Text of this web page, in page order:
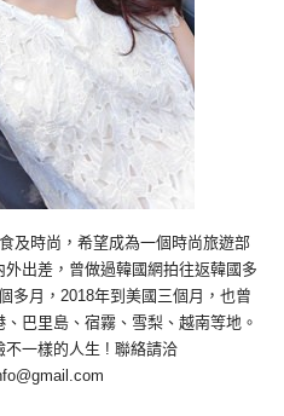
及時尚，希望成為一個時尚旅遊部
出差，曾做過韓國網拍往返韓國多
多月，2018年到美國三個月，也曾
巴里島、宿霧、雪梨、越南等地。
不一樣的人生 ! 聯絡請洽